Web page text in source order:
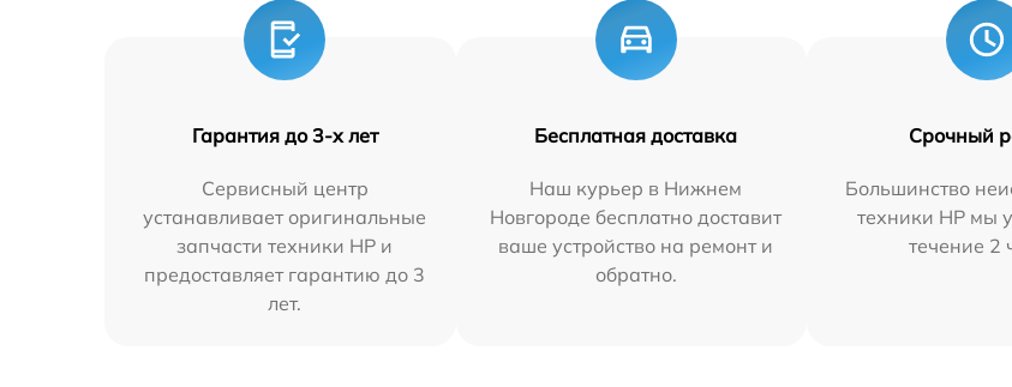
Гарантия до 3-х лет
Сервисный центр
устанавливает оригинальные
запчасти техники HP и
предоставляет гарантию до 3
лет.
Бесплатная доставка
Наш курьер в Нижнем
Новгороде бесплатно доставит
ваше устройство на ремонт и
обратно.
Срочный
Большинство
техники HP мы
течение 2